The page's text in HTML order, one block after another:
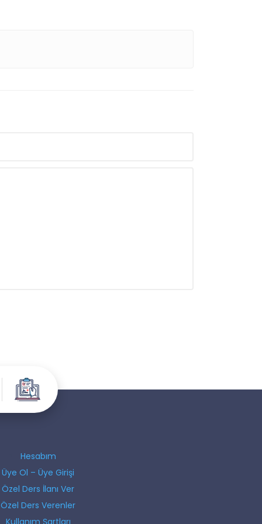
Hesabım
Üye Ol – Üye Girişi
Özel Ders İlanı Ver
Özel Ders Verenler
Kullanım Şartları